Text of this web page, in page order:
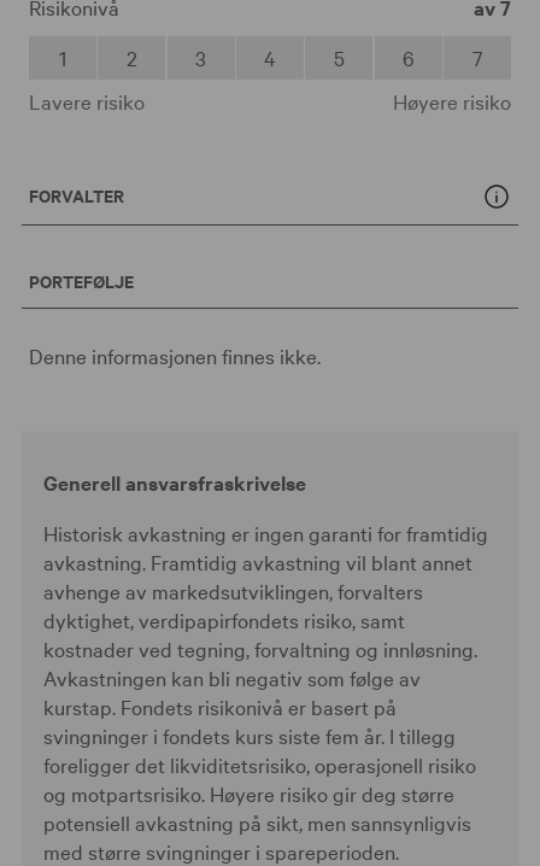
Risikonivå av 7
1 2 3 4 5 6
7
Lavere risiko
Høyere risiko
FORVALTER
PORTEFØLJE
Denne informasjonen finnes ikke.
Generell ansvarsfraskrivelse
Historisk avkastning er ingen garanti for framtidig
avkastning. Framtidig avkastning vil blant annet
avhenge av markedsutviklingen, forvalters
dyktighet, verdipapirfondets risiko, samt
kostnader ved tegning, forvaltning og innløsning.
Avkastningen kan bli negativ som følge av
kurstap. Fondets risikonivå er basert på
svingninger i fondets kurs siste fem år. I tillegg
foreligger det likviditetsrisiko, operasjonell risiko
og motpartsrisiko. Høyere risiko gir deg større
potensiell avkastning på sikt, men sannsynligvis
med større svingninger i spareperioden.